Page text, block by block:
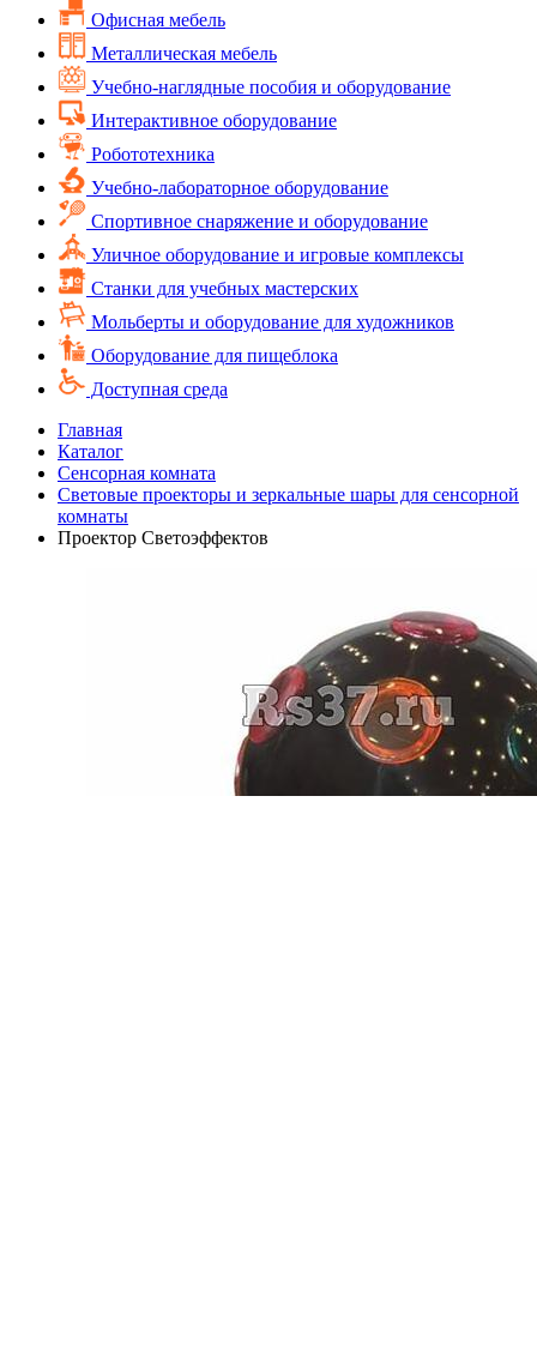
Офисная мебель
Металлическая мебель
Учебно-наглядные пособия и оборудование
Интерактивное оборудование
Робототехника
Учебно-лабораторное оборудование
Спортивное снаряжение и оборудование
Уличное оборудование и игровые комплексы
Cтанки для учебных мастерских
Мольберты и оборудование для художников
Оборудование для пищеблока
Доступная среда
Главная
Каталог
Сенсорная комната
Световые проекторы и зеркальные шары для сенсорной
комнаты
Проектор Светоэффектов